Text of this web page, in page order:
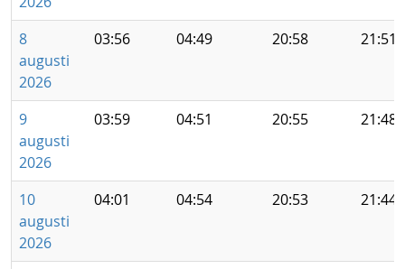
8
augusti
2026
03:56 04:49 20:58 21:51
9
augusti
2026
03:59 04:51 20:55 21:48
10
augusti
2026
04:01 04:54 20:53 21:44